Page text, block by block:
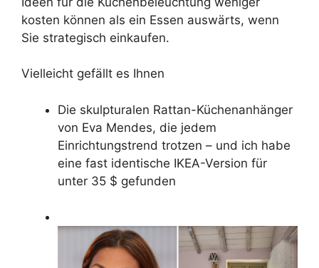
kosten können als ein Essen auswärts, wenn
Sie strategisch einkaufen.
Vielleicht gefällt es Ihnen
Die skulpturalen Rattan-Küchenanhänger
von Eva Mendes, die jedem
Einrichtungstrend trotzen – und ich habe
eine fast identische IKEA-Version für
unter 35 $ gefunden